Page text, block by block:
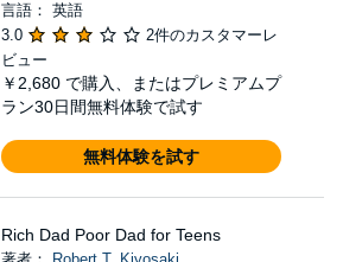
言語： 英語
3.0
2件のカスタマーレ
ビュー
￥2,680 で購入、またはプレミアムプ
ラン30日間無料体験で試す
無料体験を試す
Rich Dad Poor Dad for Teens